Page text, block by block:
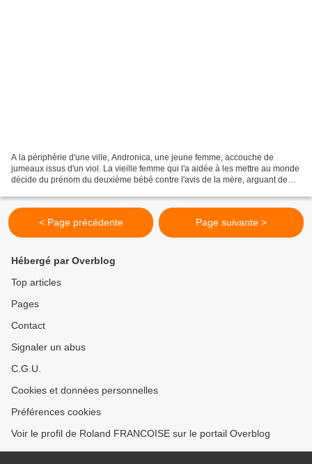
A la périphérie d'une ville, Andronica, une jeune femme, accouche de
jumeaux issus d'un viol. La vieille femme qui l'a aidée à les mettre au monde
décide du prénom du deuxième bébé contre l'avis de la mère, arguant de
< Page précédente Page suivante >
Hébergé par Overblog
Top articles
Pages
Contact
Signaler un abus
C.G.U.
Cookies et données personnelles
Préférences cookies
Voir le profil de Roland FRANCOISE sur le portail Overblog